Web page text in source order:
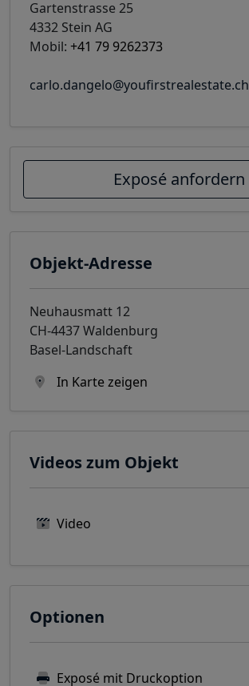
Gartenstrasse 25
4332 Stein AG
Mobil: +41 79 9262373
carlo.dangelo@youfirstrealestate.ch
Exposé anfordern
Objekt-Adresse
Neuhausmatt 12
CH-4437 Waldenburg
Basel-Landschaft
In Karte zeigen
Videos zum Objekt
Video
Optionen
Exposé mit Druckoption